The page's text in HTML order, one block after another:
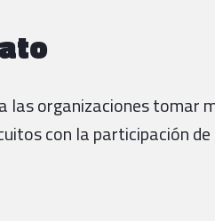
las organizaciones tomar
con la participación